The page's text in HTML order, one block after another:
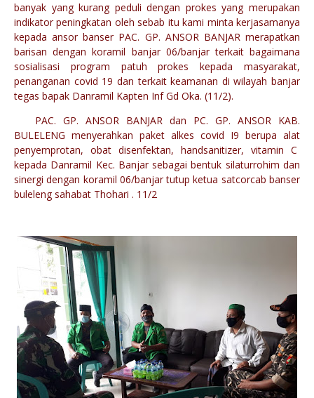
banyak yang kurang peduli dengan prokes yang merupakan
indikator peningkatan oleh sebab itu kami minta kerjasamanya
kepada ansor banser PAC. GP. ANSOR BANJAR merapatkan
barisan dengan koramil banjar 06/banjar terkait bagaimana
sosialisasi program patuh prokes kepada masyarakat,
penanganan covid 19 dan terkait keamanan di wilayah banjar
tegas bapak Danramil Kapten Inf Gd Oka. (11/2).
PAC. GP. ANSOR BANJAR dan PC. GP. ANSOR KAB.
BULELENG menyerahkan paket alkes covid I9 berupa alat
penyemprotan, obat disenfektan, handsanitizer, vitamin C
kepada Danramil Kec. Banjar sebagai bentuk silaturrohim dan
sinergi dengan koramil 06/banjar tutup ketua satcorcab banser
buleleng sahabat Thohari . 11/2